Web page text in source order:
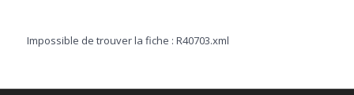
Impossible de trouver la fiche : R40703.xml